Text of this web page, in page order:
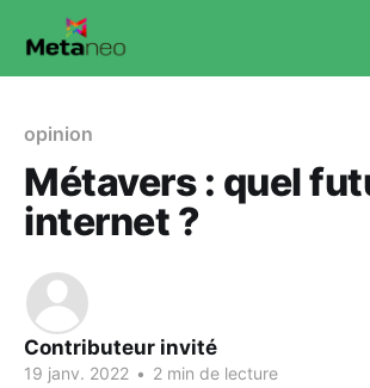
opinion
Métavers : quel
internet ?
Contributeur invité
19 janv. 2022 • 2 min de lecture